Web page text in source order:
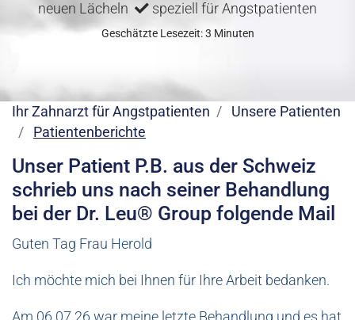
neuen Lächeln
speziell für Angstpatienten
Geschätzte Lesezeit: 3 Minuten
Ihr Zahnarzt für Angstpatienten
Unsere Patienten
Patientenberichte
Unser Patient P.B. aus der Schweiz
schrieb uns nach seiner Behandlung
bei der Dr. Leu® Group folgende Mail
Guten Tag Frau Herold
Ich möchte mich bei Ihnen für Ihre Arbeit bedanken.